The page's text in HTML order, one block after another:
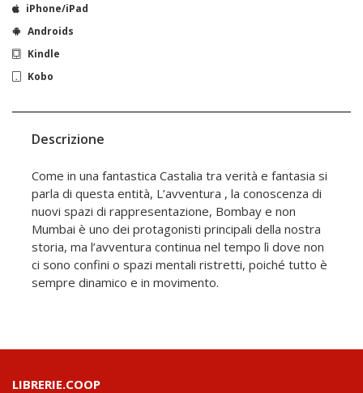
iPhone/iPad
Androids
Kindle
Kobo
Descrizione
Come in una fantastica Castalia tra verità e fantasia si
parla di questa entità, L’avventura , la conoscenza di
nuovi spazi di rappresentazione, Bombay e non
Mumbai è uno dei protagonisti principali della nostra
storia, ma l’avventura continua nel tempo lì dove non
ci sono confini o spazi mentali ristretti, poiché tutto è
sempre dinamico e in movimento.
LIBRERIE.COOP